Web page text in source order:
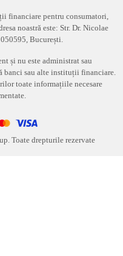
financiare pentru consumatori,
noastră este: Str. Dr. Nicolae
București.
și nu este administrat sau
banci sau alte instituții financiare.
toate informațiile necesare
Toate drepturile rezervate